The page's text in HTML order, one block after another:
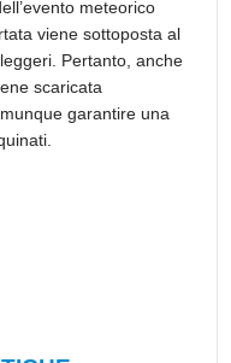
meteorico
viene sottoposta al
Pertanto, anche
scaricata
garantire una